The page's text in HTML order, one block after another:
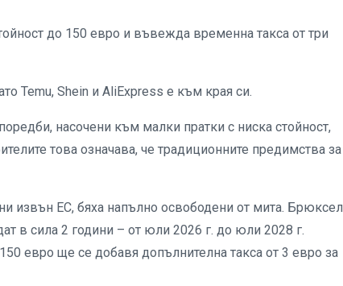
до 150 евро и въвежда временна такса от три
Temu, Shein и AliExpress е към края си.
насочени към малки пратки с ниска стойност,
това означава, че традиционните предимства за
извън ЕС, бяха напълно освободени от мита. Брюксел
в сила 2 години – от юли 2026 г. до юли 2028 г.
евро ще се добавя допълнителна такса от 3 евро за